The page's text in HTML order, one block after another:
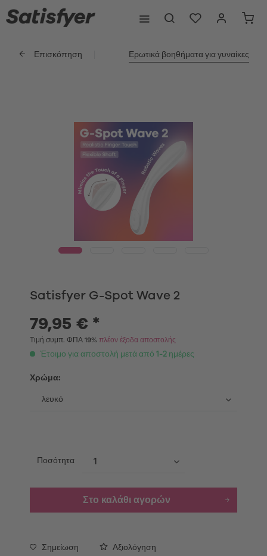
Επισκόπηση Ερωτικά βοηθήματα για γυναίκες
Satisfyer G-Spot Wave 2
79,95 € *
Τιμή συμπ. ΦΠΑ 19% πλέον έξοδα αποστολής
Έτοιμο για αποστολή μετά από 1-2 ημέρες
Χρώμα:
Ποσότητα
Στο καλάθι αγορών
Σημείωση Αξιολόγηση